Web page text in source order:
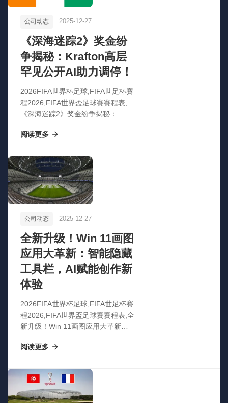
公司动态 2025-12-27
《深海迷踪2》奖金纷
争揭秘：Krafton高层
罕见公开AI助力调停！
2026FIFA世界杯足球,FIFA世足杯賽
程2026,FIFA世界盃足球賽賽程表,
《深海迷踪2》奖金纷争揭秘：
阅读更多
公司动态 2025-12-27
全新升级！Win 11画图
应用大革新：智能隐藏
工具栏，AI赋能创作新
体验
2026FIFA世界杯足球,FIFA世足杯賽
程2026,FIFA世界盃足球賽賽程表,全
新升级！Win 11画图应用大革新：
阅读更多